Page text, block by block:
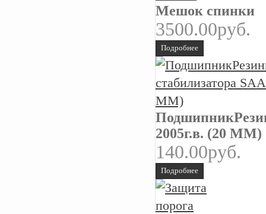
Мешок спинки
3500.00руб.
Подробнее
2005г.в. (20 ММ)
140.00руб.
Подробнее